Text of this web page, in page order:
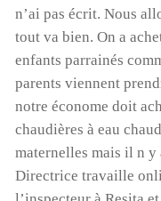
n’ai pas écrit. Nous
tout va bien. On a
enfants parrainés
parents viennent
notre économe doit
chaudières à eau
maternelles mais il n y
Directrice travaille
Vous pouvez aussi
des Enfants, chez
30310 VERGEZE
ou nous réclamer un
virement ( à
vidéo